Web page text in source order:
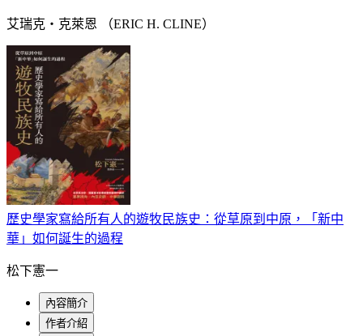
艾瑞克‧克萊恩 （ERIC H. CLINE）
歷史學家寫給所有人的遊牧民族史：從草原到中原，「新中
華」如何誕生的過程
松下憲一
內容簡介
作者介紹